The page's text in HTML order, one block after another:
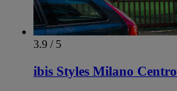
3.9 / 5
ibis Styles Milano Centro